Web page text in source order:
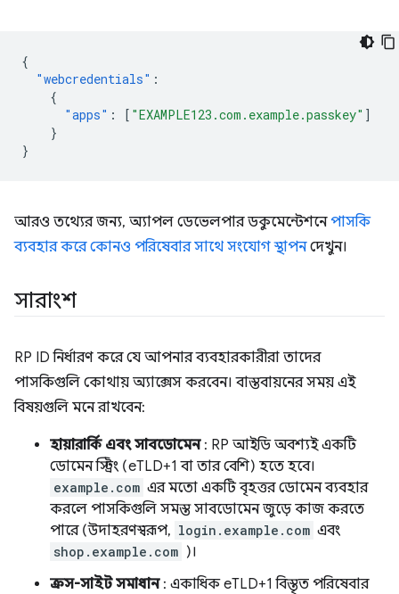
{
"webcredentials" :
{
"apps" : [ "EXAMPLE123.com.example.passkey" ]
}
}
আরও তথ্যের জন্য, অ্যাপল ডেভেলপার ডকুমেন্টেশনেপাসকি
ব্যবহার করে কোনও পরিষেবার সাথে সংযোগ স্থাপনদেখুন।
সারাংশ
RP ID নির্ধারণ করে যে আপনার ব্যবহারকারীরা তাদের
পাসকিগুলি কোথায় অ্যাক্সেস করবেন। বাস্তবায়নের সময় এই
বিষয়গুলি মনে রাখবেন:
হায়ারার্কি এবং সাবডোমেন: RP আইডি অবশ্যই একটি
ডোমেন স্ট্রিং (eTLD+1 বা তার বেশি) হতে হবে।
example.com এর মতো একটি বৃহত্তর ডোমেন ব্যবহার
করলে পাসকিগুলি সমস্ত সাবডোমেন জুড়ে কাজ করতে
পারে (উদাহরণস্বরূপ, login.example.com এবং
shop.example.com )।
ক্রস-সাইট সমাধান: একাধিক eTLD+1 বিস্তৃত পরিষেবার